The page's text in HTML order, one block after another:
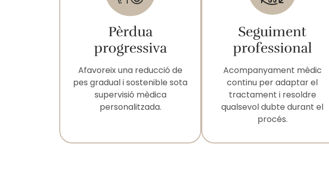
Pèrdua
progressiva
Afavoreix una reducció de
pes gradual i sostenible sota
supervisió mèdica
personalitzada.
Seguiment
professional
Acompanyament mèdic
continu per adaptar el
tractament i resoldre
qualsevol dubte durant el
procés.